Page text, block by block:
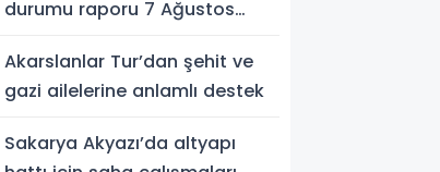
durumu raporu 7 Ağustos
Akarslanlar Tur’dan şehit ve
gazi ailelerine anlamlı destek
Sakarya Akyazı’da altyapı